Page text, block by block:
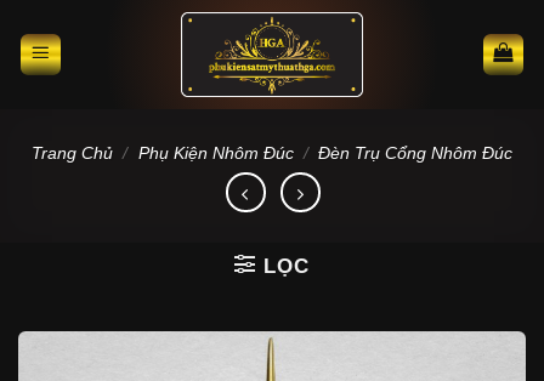
content
Trang Chủ / Phụ Kiện Nhôm Đúc / Đèn Trụ Cổng Nhôm Đúc
LỌC